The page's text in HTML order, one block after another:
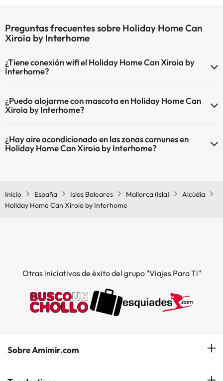
Preguntas frecuentes sobre Holiday Home Can
Xiroia by Interhome
¿Tiene conexión wifi el Holiday Home Can Xiroia by
Interhome?
¿Puedo alojarme con mascota en Holiday Home Can
Xiroia by Interhome?
¿Hay aire acondicionado en las zonas comunes en
Holiday Home Can Xiroia by Interhome?
Inicio
España Islas Baleares Mallorca (Isla)
Alcúdia
Holiday Home Can Xiroia by Interhome
Otras iniciativas de éxito del grupo "Viajes Para Ti"
Sobre Amimir.com
¿Quiénes somos?